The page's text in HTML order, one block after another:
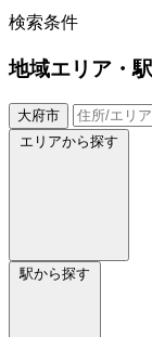
検索条件
地域エリア・駅
大府市
エリアから探す
駅から探す